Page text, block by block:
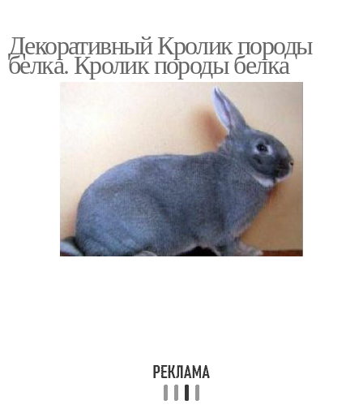
Декоративный Кролик породы
белка. Кролик породы белка